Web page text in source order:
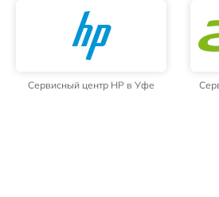
Сервисный центр HP в Уфе